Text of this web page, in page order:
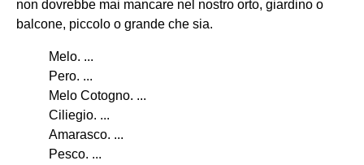
non dovrebbe mai mancare nel nostro orto, giardino o
balcone, piccolo o grande che sia.
Melo. ...
Pero. ...
Melo Cotogno. ...
Ciliegio. ...
Amarasco. ...
Pesco. ...